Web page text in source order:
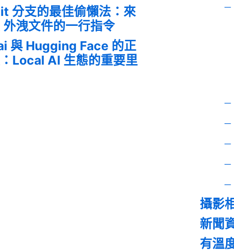
分支的最佳偷懶法：來
外洩文件的一行指令
與 Hugging Face 的正
Local AI 生態的重要里
攝影
新聞
有溫